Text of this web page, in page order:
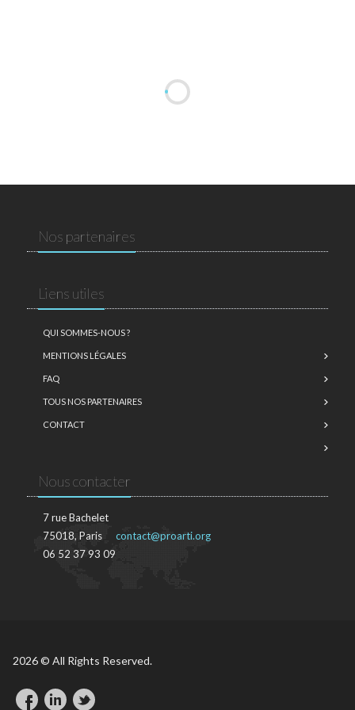
Nos partenaires
Liens utiles
QUI SOMMES-NOUS ?
MENTIONS LÉGALES
FAQ
TOUS NOS PARTENAIRES
CONTACT
Nous contacter
7 rue Bachelet
75018, Paris
06 52 37 93 09
contact@proarti.org
2026 © All Rights Reserved.